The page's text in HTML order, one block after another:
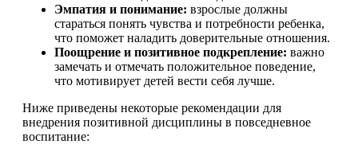
Эмпатия и понимание: взрослые должны
стараться понять чувства и потребности ребенка,
что поможет наладить доверительные отношения.
Поощрение и позитивное подкрепление: важно
замечать и отмечать положительное поведение,
что мотивирует детей вести себя лучше.
Ниже приведены некоторые рекомендации для
внедрения позитивной дисциплины в повседневное
воспитание: